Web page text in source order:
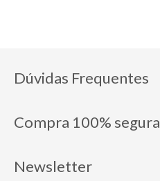
Dúvidas Frequentes
Compra 100% segura
Newsletter